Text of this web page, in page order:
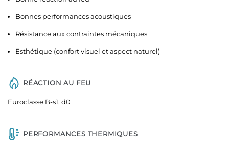
Bonnes performances acoustiques
Résistance aux contraintes mécaniques
Esthétique (confort visuel et aspect naturel)
RÉACTION AU FEU
Euroclasse B-s1, d0
PERFORMANCES THERMIQUES